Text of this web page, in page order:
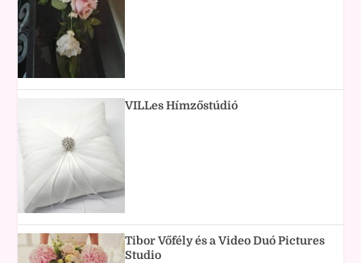
VILLes Hímzőstúdió
Tibor Vőfély és a Video Duó Pictures
Studio